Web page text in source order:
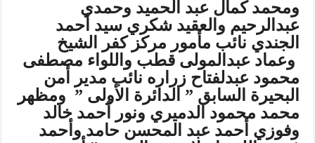
ومحمد كمال عبد الحميد وحمدي
عبدالرحيم والعقيد شكري سيد أحمد
الجندي نائب مأمور مركز كفر الشيخ
وعماد عبدالمولى قطب واللواء مصطفى
محمود عبدلفتاح زراره نائب مدير أمن
البحيرة السابق ” الدائرة الأولى ” ومظهر
محمد محمود الدميري ونور أحمد خالد
وفوزي أحمد عبد المحسن حامد وأحمد